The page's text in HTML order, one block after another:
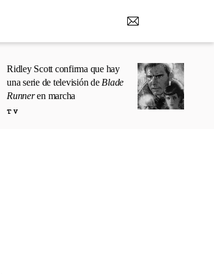
Ridley Scott confirma que hay
una serie de televisión de Blade
Runneren marcha
TV